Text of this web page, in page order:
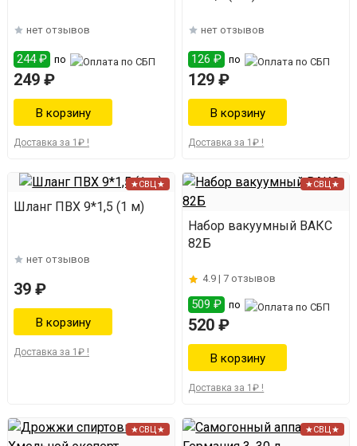
нет отзывов
244 ₽ по
249 ₽
Доставка за 1₽ !
нет отзывов
126 ₽ по
129 ₽
Доставка за 1₽ !
★СВЦ★
Шланг ПВХ 9*1,5 (1 м)
нет отзывов
39 ₽
Доставка за 1₽ !
★СВЦ★
Набор вакуумный ВАКС
82Б
4.9 |7 отзывов
509 ₽ по
520 ₽
Доставка за 1₽ !
★СВЦ★ ★СВЦ★